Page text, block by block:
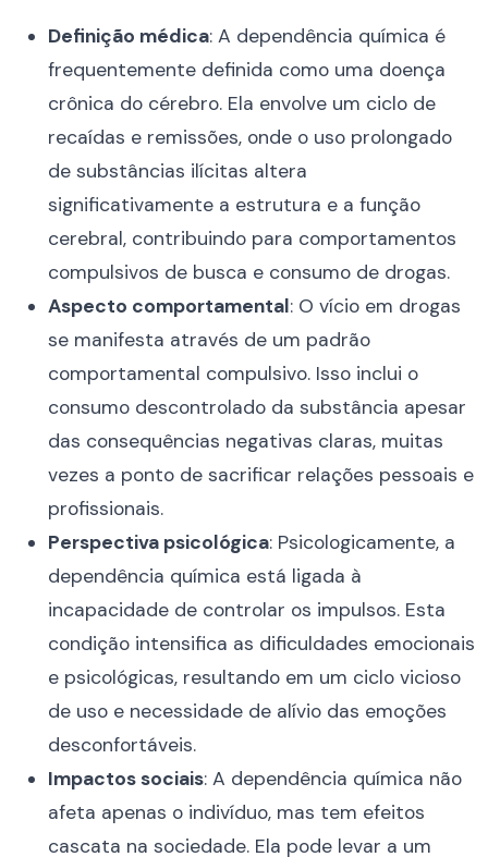
Definição médica: A dependência química é
frequentemente definida como uma doença
crônica do cérebro. Ela envolve um ciclo de
recaídas e remissões, onde o uso prolongado
de substâncias ilícitas altera
significativamente a estrutura e a função
cerebral, contribuindo para comportamentos
compulsivos de busca e consumo de drogas.
Aspecto comportamental: O vício em drogas
se manifesta através de um padrão
comportamental compulsivo. Isso inclui o
consumo descontrolado da substância apesar
das consequências negativas claras, muitas
vezes a ponto de sacrificar relações pessoais e
profissionais.
Perspectiva psicológica: Psicologicamente, a
dependência química está ligada à
incapacidade de controlar os impulsos. Esta
condição intensifica as dificuldades emocionais
e psicológicas, resultando em um ciclo vicioso
de uso e necessidade de alívio das emoções
desconfortáveis.
Impactos sociais: A dependência química não
afeta apenas o indivíduo, mas tem efeitos
cascata na sociedade. Ela pode levar a um